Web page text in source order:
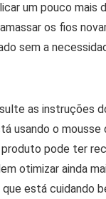
um pouco mais
os fios
sem a
as instruções
usando o mousse
pode ter
otimizar ainda
está cuidando